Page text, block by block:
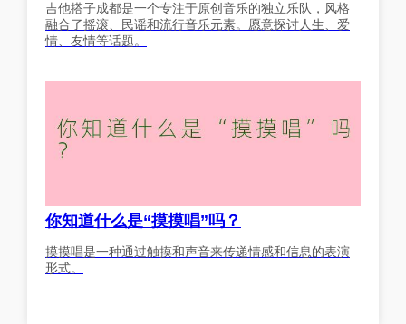
吉他搭子成都是一个专注于原创音乐的独立乐队，风格
融合了摇滚、民谣和流行音乐元素。愿意探讨人生、爱
情、友情等话题。
你知道什么是“摸摸唱”吗？
摸摸唱是一种通过触摸和声音来传递情感和信息的表演
形式。